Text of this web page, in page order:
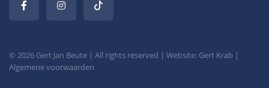
© 2026 Gert Jan Beute | All rights reserved | Website: Gert Krab |
Algemene voorwaarden